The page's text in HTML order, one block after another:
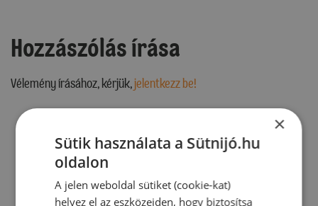
Hozzászólás írása
Vélemény írásához, kérjük,jelentkezz be!
RECEPTAJÁNLÓ
×
Sütik használata a Sütnijó.hu
oldalon
A jelen weboldal sütiket (cookie-kat)
helyez el az eszközeiden, hogy biztosítsa